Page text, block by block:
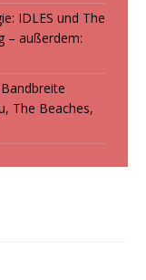
IDLES und The
– außerdem:
The Beaches,